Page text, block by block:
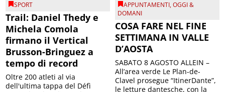
SPORT
Trail: Daniel Thedy e
Michela Comola
firmano il Vertical
Brusson-Bringuez a
tempo di record
Oltre 200 atleti al via
dell'ultima tappa del Défì
APPUNTAMENTI,OGGI &
DOMANI
COSA FARE NEL FINE
SETTIMANA IN VALLE
D’AOSTA
SABATO 8 AGOSTO ALLEIN –
All’area verde Le Plan-de-
Clavel prosegue “ItinerDante”,
le letture dantesche, con la